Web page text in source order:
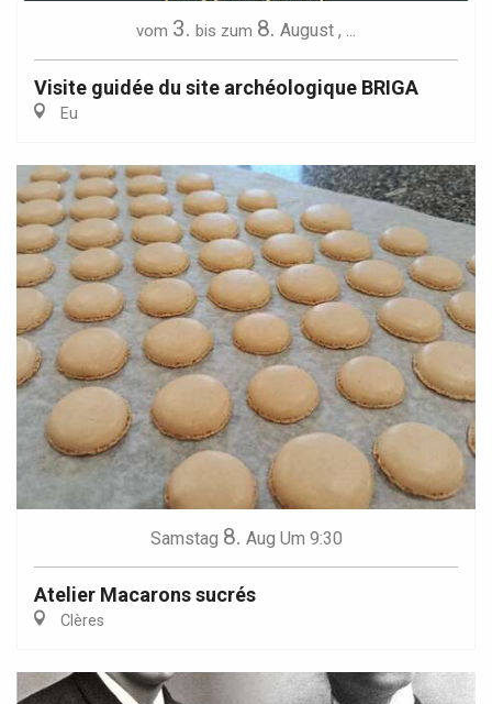
vom 3. bis zum 8. August ,
Visite guidée du site archéologique BRIGA
Eu
Samstag 8. Aug Um 9:30
Atelier Macarons sucrés
Clères